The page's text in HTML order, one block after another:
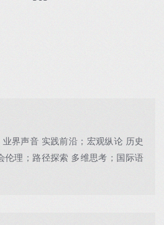
界声音 实践前沿；宏观纵论 历史
伦理；路径探索 多维思考；国际语